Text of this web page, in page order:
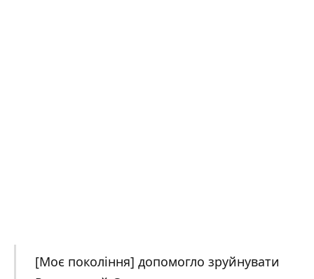
[Моє покоління] допомогло зруйнувати